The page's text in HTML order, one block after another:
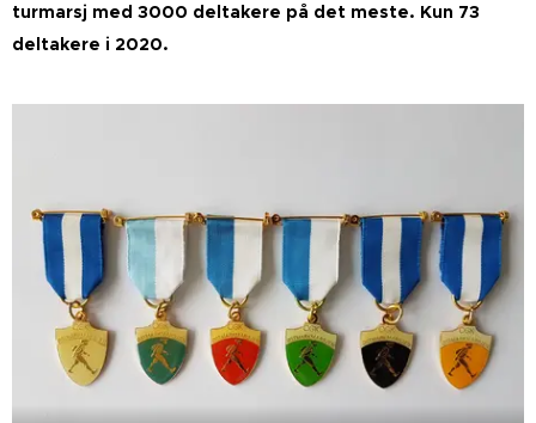
turmarsj med 3000 deltakere på det meste. Kun 73
deltakere i 2020.